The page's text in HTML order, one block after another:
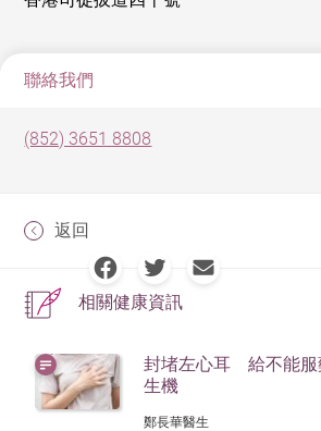
聯絡我們
(852) 3651 8808
返回
相關健康資訊
封堵左心耳 給不能服
生機
鄭長華醫生